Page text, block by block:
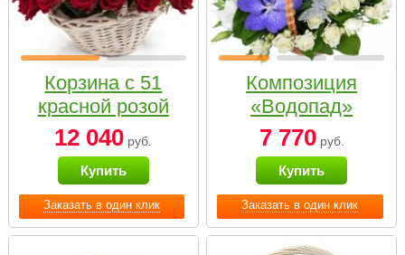
Заказать в один клик
Корзина с 51
красной розой
12 040 руб.
Купить
Заказать в один клик
Композиция
«Водопад»
7 770руб.
Купить